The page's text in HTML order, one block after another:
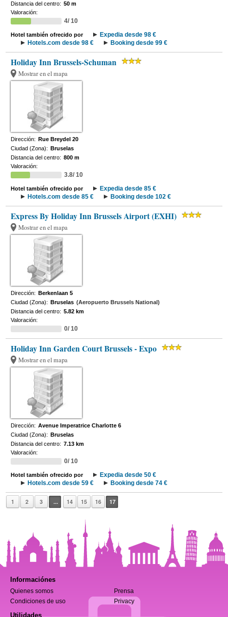
Distancia del centro: 50 m
Valoración:
4/ 10
Hotel también ofrecido por
Expedia desde 98 €
Hotels.com desde 98 €
Booking desde 99 €
Holiday Inn Brussels-Schuman
Mostrar en el mapa
Dirección: Rue Breydel 20
Ciudad (Zona): Bruselas
Distancia del centro: 800 m
Valoración:
3.8/ 10
Hotel también ofrecido por
Expedia desde 85 €
Hotels.com desde 85 €
Booking desde 102 €
Express By Holiday Inn Brussels Airport (EXHI)
Mostrar en el mapa
Dirección: Berkenlaan 5
Ciudad (Zona): Bruselas (Aeropuerto Brussels National)
Distancia del centro: 5.82 km
Valoración:
0/ 10
Holiday Inn Garden Court Brussels - Expo
Mostrar en el mapa
Dirección: Avenue Imperatrice Charlotte 6
Ciudad (Zona): Bruselas
Distancia del centro: 7.13 km
Valoración:
0/ 10
Hotel también ofrecido por
Expedia desde 50 €
Hotels.com desde 59 €
Booking desde 74 €
1 2 3 ... 14 15 16 17
Informaciónes
Quienes somos
Prensa
Condiciones de uso
Privacy
Utilidades